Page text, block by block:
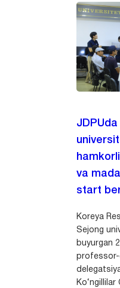
va
start
Koreya
Sejong
buyurgan
professor-
Ko‘ngillilar